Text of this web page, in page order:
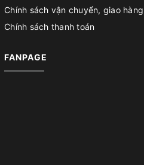
Chính sách vận chuyển, giao hàng
Chính sách thanh toán
FANPAGE